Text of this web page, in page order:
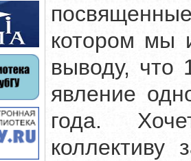
котором мы
выводу, что
явление
года.
коллективу